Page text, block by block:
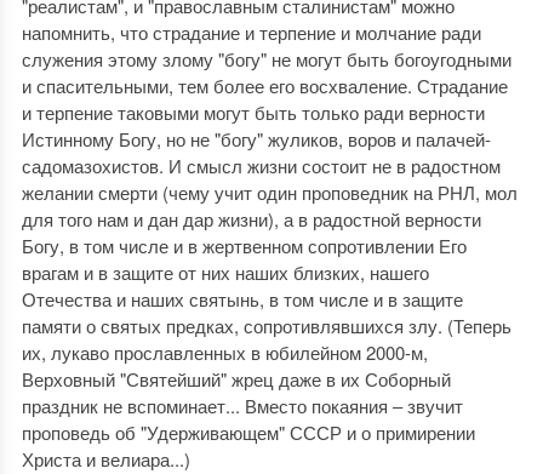
"реалистам", и "православным сталинистам" можно
напомнить, что страдание и терпение и молчание ради
служения этому злому "богу" не могут быть богоугодными
и спасительными, тем более его восхваление. Страдание
и терпение таковыми могут быть только ради верности
Истинному Богу, но не "богу" жуликов, воров и палачей-
садомазохистов. И смысл жизни состоит не в радостном
желании смерти (чему учит один проповедник на РНЛ, мол
для того нам и дан дар жизни), а в радостной верности
Богу, в том числе и в жертвенном сопротивлении Его
врагам и в защите от них наших близких, нашего
Отечества и наших святынь, в том числе и в защите
памяти о святых предках, сопротивлявшихся злу. (Теперь
их, лукаво прославленных в юбилейном 2000-м,
Верховный "Святейший" жрец даже в их Соборный
праздник не вспоминает... Вместо покаяния ‒ звучит
проповедь об "Удерживающем" СССР и о примирении
Христа и велиара...)